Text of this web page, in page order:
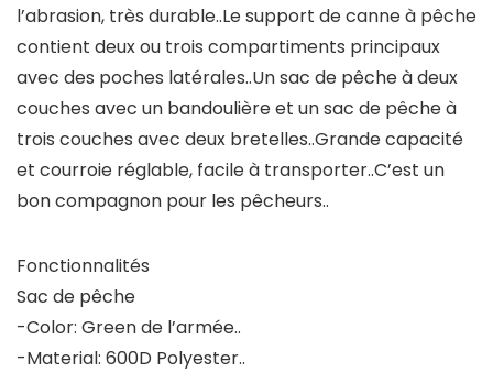
l’abrasion, très durable..Le support de canne à pêche
contient deux ou trois compartiments principaux
avec des poches latérales..Un sac de pêche à deux
couches avec un bandoulière et un sac de pêche à
trois couches avec deux bretelles..Grande capacité
et courroie réglable, facile à transporter..C’est un
bon compagnon pour les pêcheurs..
Fonctionnalités
Sac de pêche
-Color: Green de l’armée..
-Material: 600D Polyester..